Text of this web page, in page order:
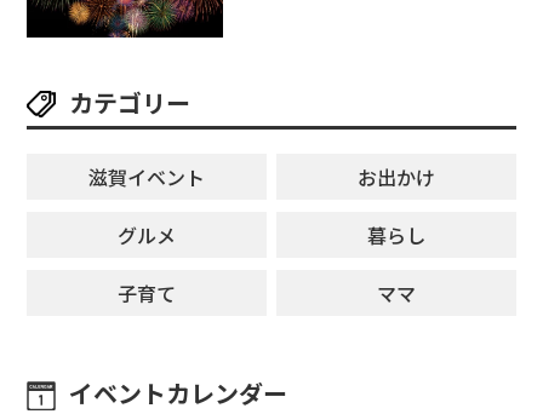
カテゴリー
滋賀イベント
お出かけ
グルメ
暮らし
子育て
ママ
イベントカレンダー